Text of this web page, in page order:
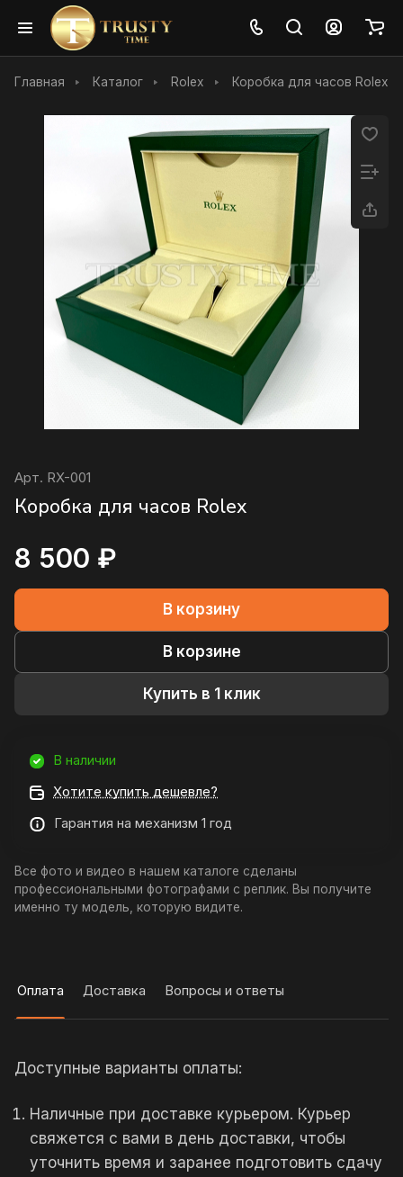
Главная Каталог Rolex Коробка для часов Rolex
Арт. RX-001
Коробка для часов Rolex
8 500 ₽
В корзину
В корзине
Купить в 1 клик
В наличии
Хотите купить дешевле?
Гарантия на механизм 1 год
Все фото и видео в нашем каталоге сделаны
профессиональными фотографами с реплик. Вы получите
именно ту модель, которую видите.
Оплата Доставка Вопросы и ответы
Доступные варианты оплаты:
Наличные при доставке курьером. Курьер
свяжется с вами в день доставки, чтобы
уточнить время и заранее подготовить сдачу